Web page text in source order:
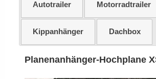
Autotrailer Motorradtrailer
Kippanhänger Dachbox
Planenanhänger-Hochplane